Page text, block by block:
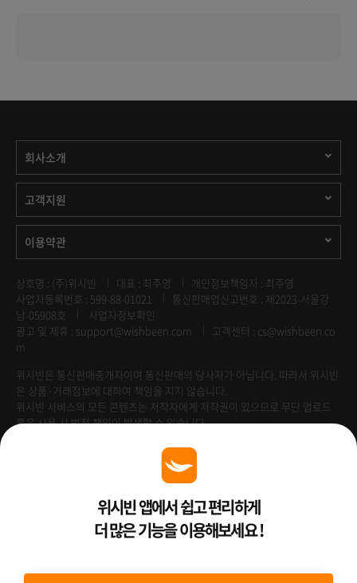
회사소개
고객지원
이용약관
상호명 : (주)위시빈 대표 : 최주영
개인정보책임자 : 최주영
사업자등록번호 : 599-88-01021
통신판매업신고번호 : 제2023-서울강
남-05908호
사업자정보확인
광고 및 제휴 : support@wishbeen.com
고객센터 : cs@wishbeen.co
m
위시빈은 통신판매중개자이며 통신판매의 당사자가 아닙니다. 따라서 위시빈
은 상품·거래정보에 대하여 책임을 지지 않습니다.
위시빈 서비스의 모든 콘텐츠는 저작자에게 저작권이 있으므로 무단 업로드
혹은 사용 시 법적 책임이 발생할 수 있습니다.
Venture Enterprise위시빈 앱에서 쉽고 편리하게
더 많은 기능을 이용해보세요 !